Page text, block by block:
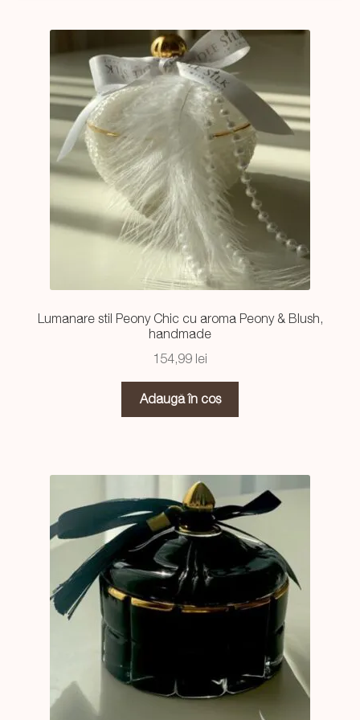
Lumanare stil Peony Chic cu aroma Peony & Blush,
handmade
154,99 lei
Adaugă în coș